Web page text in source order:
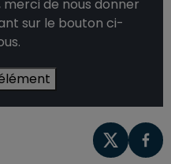
de nous donner
sur le bouton ci-